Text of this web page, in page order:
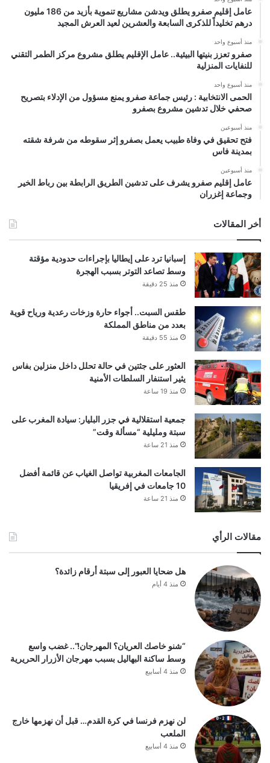
عامل إقليم صفرو يطلق ويدشن مشاريع تنموية بأزيد من 186 مليون
درهم تخليداً للذكرى السابعة والعشرين لعيد العرش المجيد
منذ أسبوع واحد
صفرو تعزز بنيتها البيئية.. عامل الإقليم يطلق مشروع مركز الطمر التقني
للنفايات المنزلية
منذ أسبوع واحد
الحمى الانتخابية : رئيس جماعة صفرو يمنع مسؤول من الإدلاء بتصريح
صحفي خلال تدشين مشروع بصفرو
منذ أسبوعين
فتح تحقيق في وفاة طبيب يعمل بصفرو إثر سقوطه من شرفة شقته
بمدينة فاس
منذ أسبوعين
عامل إقليم صفرو يشرف على تدشين الطريق الرابطة بين رباط الخير
وجماعة إغزران
أخر المقالات
إسبانيا ترد على إيطاليا بإجراءات حدودية مؤقتة
وسط تصاعد التوتر بسبب الهجرة
منذ 25 دقيقة
طقس السبت.. أجواء حارة وزخات رعدية ورياح قوية
بعدد من مناطق المملكة
منذ 55 دقيقة
العثور على جثتين في حالة تحلل داخل منزلين بفاس
يثير استنفار السلطات الأمنية
منذ 19 ساعة
جمعية استقلالية في جزر البليار: سيادة المغرب على
سبتة ومليلية “مسألة وقت”
منذ 21 ساعة
الجامعات المغربية تواصل الغياب عن قائمة أفضل
10 جامعات في إفريقيا
منذ 21 ساعة
مقالات الرأي
هل ضحايا العبور إلى سبتة أرقام زائدة؟
منذ 4 أيام
“شنو خاصك العريان؟ المهرجان!”.. غضب واسع
وسط ساكنة البهاليل بسبب مهرجان الأزرار الحريرية
منذ 4 أسابيع
لن نهزم فرنسا في كرة القدم… قبل أن نهزمها خارج
الملعب
منذ 4 أسابيع